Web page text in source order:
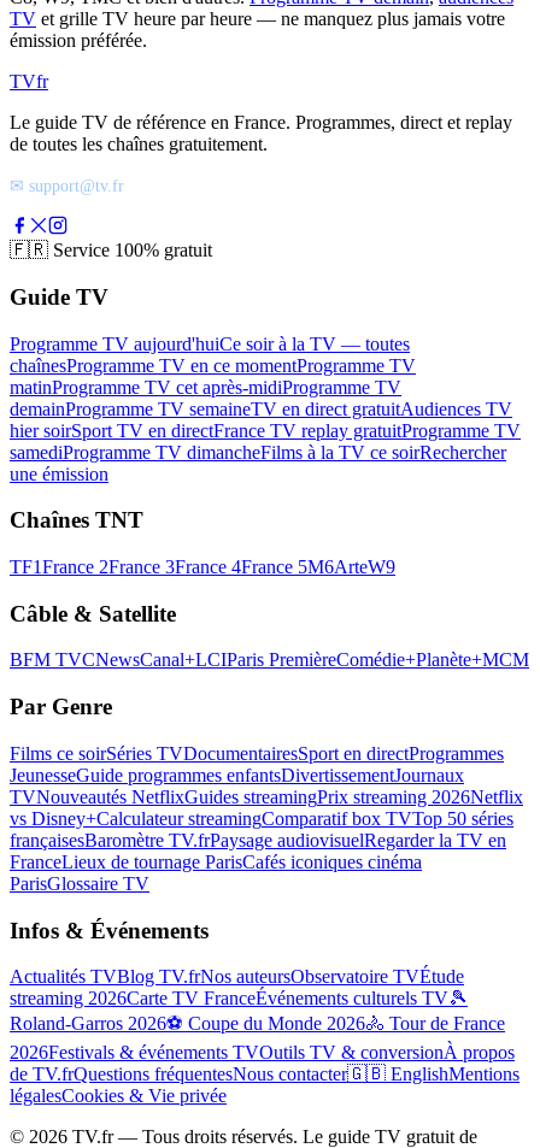
TV et grille TV heure par heure — ne manquez plus jamais votre
émission préférée.
TVfr
Le guide TV de référence en France. Programmes, direct et replay
de toutes les chaînes gratuitement.
✉ support@tv.fr
🇫🇷 Service 100% gratuit
Guide TV
Programme TV aujourd'huiCe soir à la TV — toutes
chaînesProgramme TV en ce momentProgramme TV
matinProgramme TV cet après-midiProgramme TV
demainProgramme TV semaineTV en direct gratuitAudiences TV
hier soirSport TV en directFrance TV replay gratuitProgramme TV
samediProgramme TV dimancheFilms à la TV ce soirRechercher
une émission
Chaînes TNT
TF1France 2France 3France 4France 5M6ArteW9
Câble & Satellite
BFM TVCNewsCanal+LCIParis PremièreComédie+Planète+MCM
Par Genre
Films ce soirSéries TVDocumentairesSport en directProgrammes
JeunesseGuide programmes enfantsDivertissementJournaux
TVNouveautés NetflixGuides streamingPrix streaming 2026Netflix
vs Disney+Calculateur streamingComparatif box TVTop 50 séries
françaisesBaromètre TV.frPaysage audiovisuelRegarder la TV en
FranceLieux de tournage ParisCafés iconiques cinéma
ParisGlossaire TV
Infos & Événements
Actualités TVBlog TV.frNos auteursObservatoire TVÉtude
streaming 2026Carte TV FranceÉvénements culturels TV🎾
Roland-Garros 2026⚽ Coupe du Monde 2026🚴 Tour de France
2026Festivals & événements TVOutils TV & conversionÀ propos
de TV.frQuestions fréquentesNous contacter🇬🇧 EnglishMentions
légalesCookies & Vie privée
© 2026 TV.fr — Tous droits réservés. Le guide TV gratuit de